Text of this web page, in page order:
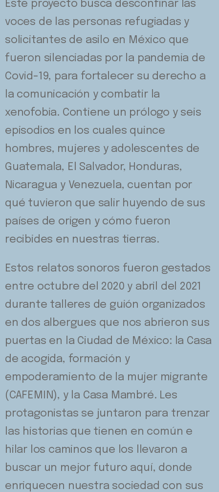
Este proyecto busca desconfinar las
voces de las personas refugiadas y
solicitantes de asilo en México que
fueron silenciadas por la pandemia de
Covid-19, para fortalecer su derecho a
la comunicación y combatir la
xenofobia. Contiene un prólogo y seis
episodios en los cuales quince
hombres, mujeres y adolescentes de
Guatemala, El Salvador, Honduras,
Nicaragua y Venezuela, cuentan por
qué tuvieron que salir huyendo de sus
países de origen y cómo fueron
recibides en nuestras tierras.
Estos relatos sonoros fueron gestados
entre octubre del 2020 y abril del 2021
durante talleres de guión organizados
en dos albergues que nos abrieron sus
puertas en la Ciudad de México: la Casa
de acogida, formación y
empoderamiento de la mujer migrante
(CAFEMIN), y la Casa Mambré. Les
protagonistas se juntaron para trenzar
las historias que tienen en común e
hilar los caminos que los llevaron a
buscar un mejor futuro aquí, donde
enriquecen nuestra sociedad con sus